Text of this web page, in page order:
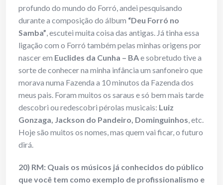
profundo do mundo do Forró, andei pesquisando
durante a composição do álbum “Deu Forró no
Samba”, escutei muita coisa das antigas. Já tinha essa
ligação com o Forró também pelas minhas origens por
nascer em Euclides da Cunha – BAe sobretudo tive a
sorte de conhecer na minha infância um sanfoneiro que
morava numa Fazenda a 10 minutos da Fazenda dos
meus pais. Foram muitos os saraus e só bem mais tarde
descobri ou redescobri pérolas musicais: Luiz
Gonzaga, Jackson do Pandeiro, Dominguinhos, etc.
Hoje são muitos os nomes, mas quem vai ficar, o futuro
dirá.
20) RM: Quais os músicos já conhecidos do público
que você tem como exemplo de profissionalismo e